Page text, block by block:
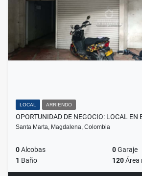
LOCAL ARRIENDO
OPORTUNIDAD DE NEGOCIO: LOCAL EN
Santa Marta, Magdalena, Colombia
0Alcobas 0Garaje
1 Baño 120Área